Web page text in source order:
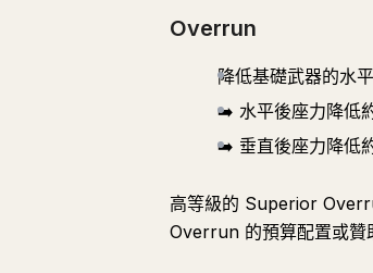
Overrun
降低基礎武器的水
➡️ 水平後座力降低
➡️ 垂直後座力降低
高等級的 Superior
Overrun 的預算配置或贊